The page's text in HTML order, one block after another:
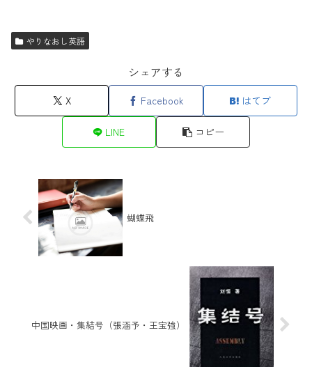
やりなおし英語
シェアする
X Facebook はてブ
LINE コピー
蝴蝶飛
中国映画・集結号（張涵予・王宝強）